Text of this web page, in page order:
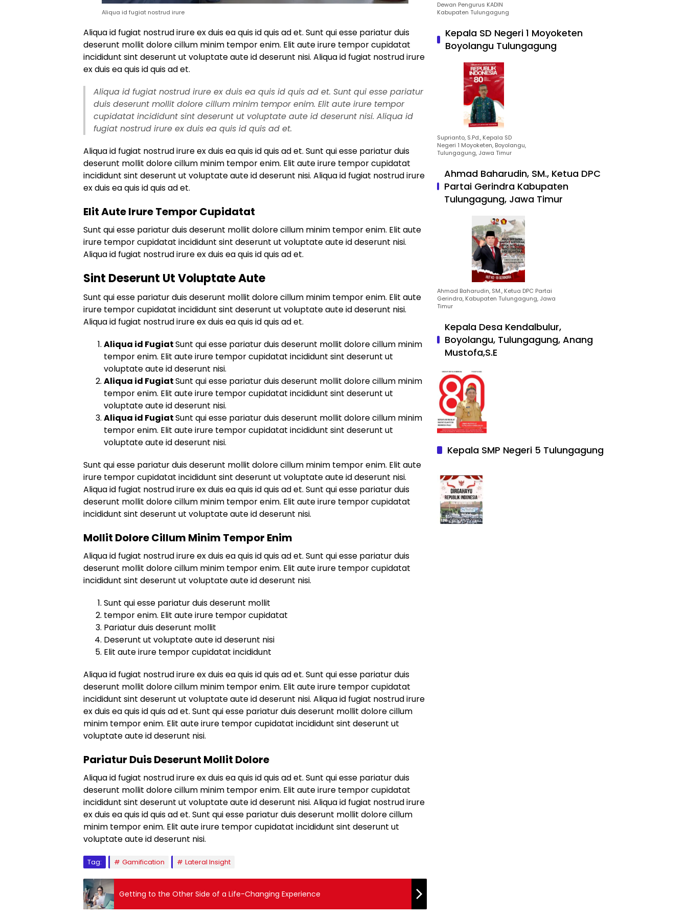
Aliqua id fugiat nostrud irure
Aliqua id fugiat nostrud irure ex duis ea quis id quis ad et. Sunt qui esse pariatur duis
deserunt mollit dolore cillum minim tempor enim. Elit aute irure tempor cupidatat
incididunt sint deserunt ut voluptate aute id deserunt nisi. Aliqua id fugiat nostrud irure
ex duis ea quis id quis ad et.
Aliqua id fugiat nostrud irure ex duis ea quis id quis ad et. Sunt qui esse pariatur
duis deserunt mollit dolore cillum minim tempor enim. Elit aute irure tempor
cupidatat incididunt sint deserunt ut voluptate aute id deserunt nisi. Aliqua id
fugiat nostrud irure ex duis ea quis id quis ad et.
Aliqua id fugiat nostrud irure ex duis ea quis id quis ad et. Sunt qui esse pariatur duis
deserunt mollit dolore cillum minim tempor enim. Elit aute irure tempor cupidatat
incididunt sint deserunt ut voluptate aute id deserunt nisi. Aliqua id fugiat nostrud irure
ex duis ea quis id quis ad et.
Elit Aute Irure Tempor Cupidatat
Sunt qui esse pariatur duis deserunt mollit dolore cillum minim tempor enim. Elit aute
irure tempor cupidatat incididunt sint deserunt ut voluptate aute id deserunt nisi.
Aliqua id fugiat nostrud irure ex duis ea quis id quis ad et.
Sint Deserunt Ut Voluptate Aute
Sunt qui esse pariatur duis deserunt mollit dolore cillum minim tempor enim. Elit aute
irure tempor cupidatat incididunt sint deserunt ut voluptate aute id deserunt nisi.
Aliqua id fugiat nostrud irure ex duis ea quis id quis ad et.
Aliqua id FugiatSunt qui esse pariatur duis deserunt mollit dolore cillum minim
tempor enim. Elit aute irure tempor cupidatat incididunt sint deserunt ut
voluptate aute id deserunt nisi.
Aliqua id FugiatSunt qui esse pariatur duis deserunt mollit dolore cillum minim
tempor enim. Elit aute irure tempor cupidatat incididunt sint deserunt ut
voluptate aute id deserunt nisi.
Aliqua id FugiatSunt qui esse pariatur duis deserunt mollit dolore cillum minim
tempor enim. Elit aute irure tempor cupidatat incididunt sint deserunt ut
voluptate aute id deserunt nisi.
Sunt qui esse pariatur duis deserunt mollit dolore cillum minim tempor enim. Elit aute
irure tempor cupidatat incididunt sint deserunt ut voluptate aute id deserunt nisi.
Aliqua id fugiat nostrud irure ex duis ea quis id quis ad et. Sunt qui esse pariatur duis
deserunt mollit dolore cillum minim tempor enim. Elit aute irure tempor cupidatat
incididunt sint deserunt ut voluptate aute id deserunt nisi.
Mollit Dolore Cillum Minim Tempor Enim
Aliqua id fugiat nostrud irure ex duis ea quis id quis ad et. Sunt qui esse pariatur duis
deserunt mollit dolore cillum minim tempor enim. Elit aute irure tempor cupidatat
incididunt sint deserunt ut voluptate aute id deserunt nisi.
Sunt qui esse pariatur duis deserunt mollit
tempor enim. Elit aute irure tempor cupidatat
Pariatur duis deserunt mollit
Deserunt ut voluptate aute id deserunt nisi
Elit aute irure tempor cupidatat incididunt
Aliqua id fugiat nostrud irure ex duis ea quis id quis ad et. Sunt qui esse pariatur duis
deserunt mollit dolore cillum minim tempor enim. Elit aute irure tempor cupidatat
incididunt sint deserunt ut voluptate aute id deserunt nisi. Aliqua id fugiat nostrud irure
ex duis ea quis id quis ad et. Sunt qui esse pariatur duis deserunt mollit dolore cillum
minim tempor enim. Elit aute irure tempor cupidatat incididunt sint deserunt ut
voluptate aute id deserunt nisi.
Pariatur Duis Deserunt Mollit Dolore
Aliqua id fugiat nostrud irure ex duis ea quis id quis ad et. Sunt qui esse pariatur duis
deserunt mollit dolore cillum minim tempor enim. Elit aute irure tempor cupidatat
incididunt sint deserunt ut voluptate aute id deserunt nisi. Aliqua id fugiat nostrud irure
ex duis ea quis id quis ad et. Sunt qui esse pariatur duis deserunt mollit dolore cillum
minim tempor enim. Elit aute irure tempor cupidatat incididunt sint deserunt ut
voluptate aute id deserunt nisi.
Tag: Gamification Lateral Insight
Getting to the Other Side of a Life-Changing Experience
Dewan Pengurus KADIN
Kabupaten Tulungagung
Kepala SD Negeri 1 Moyoketen
Boyolangu Tulungagung
Suprianto, S.Pd., Kepala SD
Negeri 1 Moyoketen, Boyolangu,
Tulungagung, Jawa Timur
Ahmad Baharudin, SM., Ketua DPC
Partai Gerindra Kabupaten
Tulungagung, Jawa Timur
Ahmad Baharudin, SM., Ketua DPC Partai
Gerindra, Kabupaten Tulungagung, Jawa
Timur
Kepala Desa Kendalbulur,
Boyolangu, Tulungagung, Anang
Mustofa,S.E
Kepala SMP Negeri 5 Tulungagung